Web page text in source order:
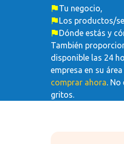
Tu negocio,
Los productos/
Dónde estás y
También
disponible las 24
empresa en su
comprar ahora. No
gritos.